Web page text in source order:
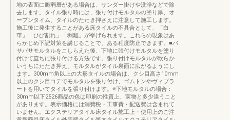
地の表面に脆弱層がある場合は、サンダー掛けや洗浄などで除
去します。タイル張り時には、張り付けモルタルの塗り厚、オ
ープンタイム、タイルのたたき押さえに注意して施工します。
施工後に発生することがある床タイルの不具合として、「白
華」「ひび割れ」「剥離」が挙げられます。これらの現象はあ
らかじめ下記対策を講じることで、ある程度防止できます。■バ
サバサモルタルをこしらえた後、下地に張付けモルタルを塗り
付けて直ちに張り付ける方法です。張り付けモルタルが軟らか
いうちにたたき押え、モルタルがタイル裏面に広がるようにし
ます。300mm角以上の大形タイルの場合は、クシ目高さ10mm
以上のクシ目コテでモルタルを張り付け、ゴムトンやヴィブラ
ートを用いてタイルを張り付けます。※下地モルタルの場合：
30mm以下2526商品の色は印刷の性質上、実物と多少違うこと
があります。表示価格には消費税・工事費・配送費は含まれて
いません。エクステリアタイル床タイル施工上・使用上のご注